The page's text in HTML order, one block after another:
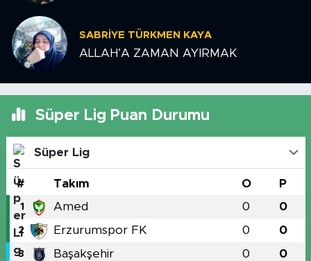
SABRIYE TÜRKMEN KAYA
ALLAH’A ZAMAN AYIRMAK
Süper Lig Puan Durumu
Süper Lig
# Takım O P
1 Amed 0 0
2 Erzurumspor FK 0 0
3 Başakşehir 0 0